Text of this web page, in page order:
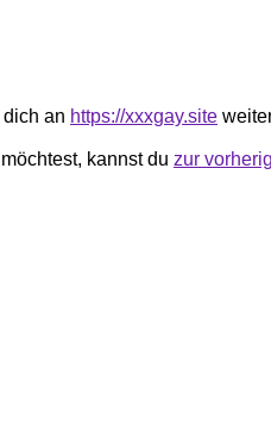
an https://xxxgay.site
kannst du zur